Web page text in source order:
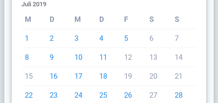
Juli 2019
M D M D F S S
1 2 3 4 5 6 7
8 9 10 11 12 13 14
15 16 17 18 19 20 21
22 23 24 25 26 27 28